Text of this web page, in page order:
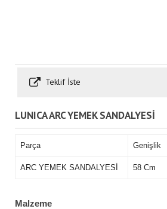
Teklif İste
LUNICA ARC YEMEK SANDALYESİ
Parça Genişlik
ARC YEMEK SANDALYESİ 58 Cm
Malzeme